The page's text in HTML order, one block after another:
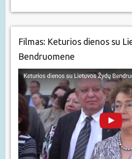
Filmas: Keturios dienos su
Bendruomene